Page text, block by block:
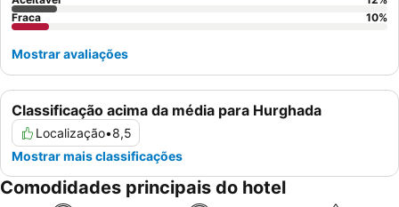
Classificação acima da média para Hurghada
Localização•8,5
Mostrar mais classificações
Fraca
10%
Mostrar avaliações
Comodidades principais do hotel